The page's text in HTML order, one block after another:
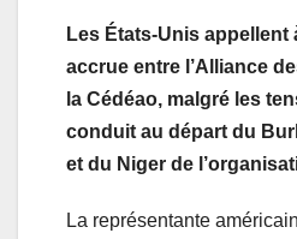
Les États-Unis appellent
accrue entre l’Alliance
la Cédéao, malgré les
conduit au départ du
et du Niger de
La représentante